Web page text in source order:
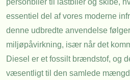
personbiler til lastbiler og skibe,
essentiel del af vores moderne
denne udbredte anvendelse
miljøpåvirkning, især når det
Diesel er et fossilt brændstof, og
væsentligt til den samlede